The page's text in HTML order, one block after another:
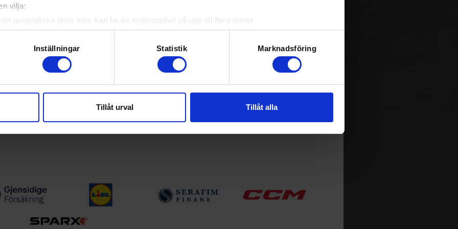
vilja:
geografiska plats som kan ha en noggrannhet på upp till flera meter
att aktivt skanna den för specifika kännetecken (fingeravtryck)
uppgifter behandlas och ställ in dina preferenser i
detaljsektionen. Du kan ändra
när som helst från cookie-förklaringen.
för att anpassa innehållet och annonserna till användarna, tillhandahålla funktioner för
trafik. Vi vidarebefordrar även sådana identifierare och annan information från din enhet
och analysföretag som vi samarbetar med. Dessa kan i sin tur kombinera informationen
har tillhandahållit eller som de har samlat in när du har använt deras tjänster.
Inställningar Statistik Marknadsföring
Tillåt urval Tillåt alla
livebevakning och statistik för samtliga ishockeyserier som spelas i Sverige. Du kan
egna favoritlag i appen. För dina favoritlag kan du sedan välja att få pushnotiser när
Ishockeyförbundet
vid viktiga händelser